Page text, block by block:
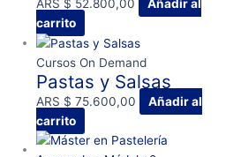
ARS $ 52.800,00
Añadir al
carrito
Cursos On Demand
Pastas y Salsas
ARS $ 75.600,00
Añadir al
carrito